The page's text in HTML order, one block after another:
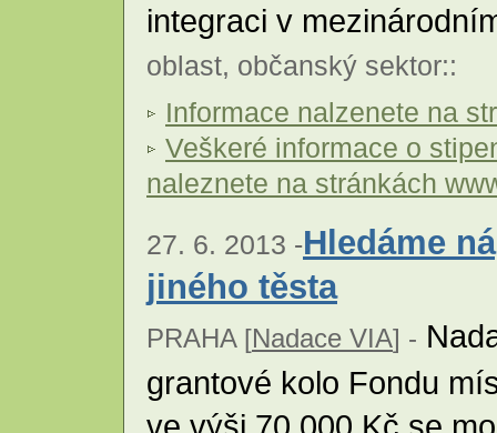
integraci v
oblast, občanský sektor::
Informace nalzenete na
Veškeré informace o
naleznete na stránkách
27. 6. 2013 -Hledáme
jiného těsta
PRAHA [Nadace VIA] -
grantové kolo Fondu
ve výši 70 000 Kč se